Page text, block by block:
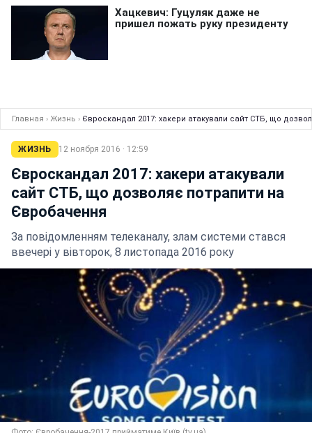
Главная › Жизнь › Євроскандал 2017: хакери атакували сайт СТБ, що
ЖИЗНЬ 12 ноября 2016 · 12:59
Євроскандал 2017: хакери атакували
сайт СТБ, що дозволяє потрапити на
Євробачення
За повідомленням телеканалу, злам системи стався
ввечері у вівторок, 8 листопада 2016 року